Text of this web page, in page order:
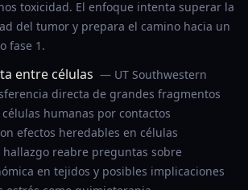
toxicidad. El enfoque intenta superar la
del tumor y prepara el camino hacia un
fase 1.
entre células — UT Southwestern
directa de grandes fragmentos
humanas por contactos
efectos heredables en células
hallazgo reabre preguntas sobre
en tejidos y posibles implicaciones